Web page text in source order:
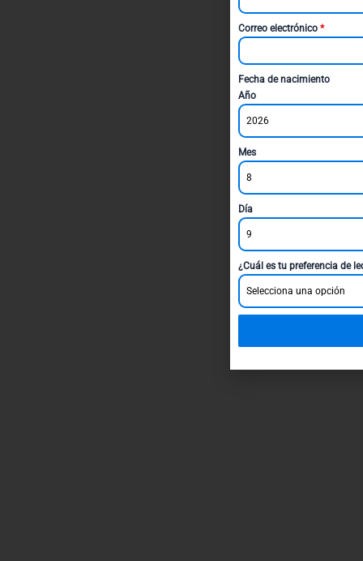
Correo electrónico *
Fecha de nacimiento
Año
2026
Mes
8
Día
9
¿Cuál es tu preferencia de
Selecciona una opción